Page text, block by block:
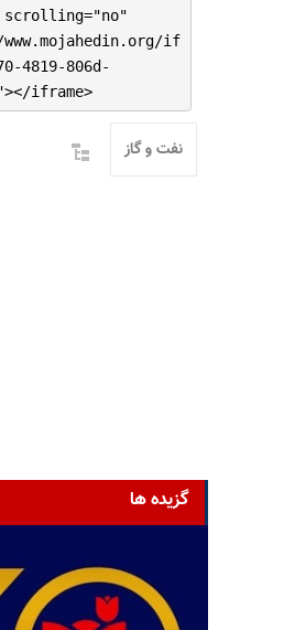
scrolling="no"
if
4819-806d-
iframe>
نفت و گاز
گزیده ها